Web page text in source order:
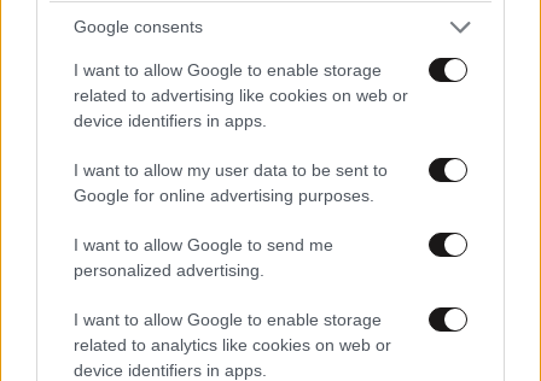
Google consents
I want to allow Google to enable storage
related to advertising like cookies on web or
device identifiers in apps.
I want to allow my user data to be sent to
Google for online advertising purposes.
I want to allow Google to send me
personalized advertising.
I want to allow Google to enable storage
related to analytics like cookies on web or
device identifiers in apps.